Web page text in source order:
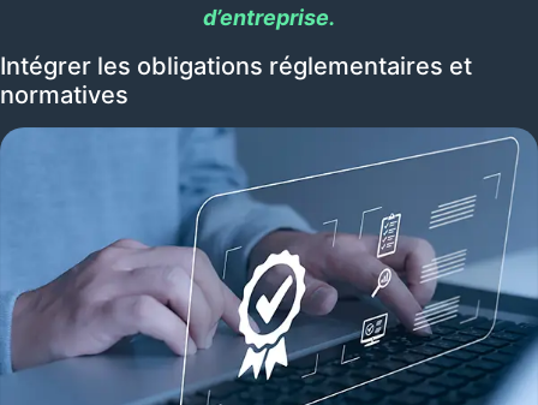
d’entreprise.
Intégrer les obligations réglementaires et
normatives